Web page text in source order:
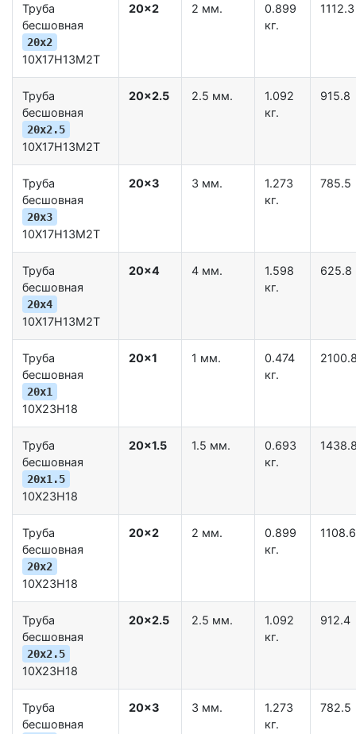
Труба
бесшовная
20x2
10Х17Н13М2Т
20x2 2 мм.
0.899
кг.
1112.3
Труба
бесшовная
20x2.5
10Х17Н13М2Т
20x2.5 2.5 мм.
1.092
кг.
915.8
Труба
бесшовная
20x3
10Х17Н13М2Т
20x3 3 мм.
1.273
кг.
785.5
Труба
бесшовная
20x4
10Х17Н13М2Т
20x4 4 мм.
1.598
кг.
625.8
Труба
бесшовная
20x1
10Х23Н18
20x1 1 мм.
0.474
кг.
Труба
бесшовная
20x1.5
10Х23Н18
20x1.5 1.5 мм.
0.693
кг.
Труба
бесшовная
20x2
10Х23Н18
20x2 2 мм.
0.899
кг.
1108.6
Труба
бесшовная
20x2.5
10Х23Н18
20x2.5 2.5 мм.
1.092
кг.
912.4
Труба
бесшовная
20x3 3 мм.
1.273
кг.
782.5